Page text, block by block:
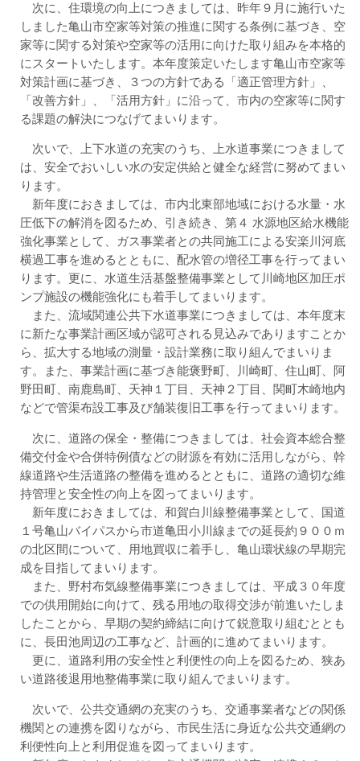
次に、住環境の向上につきましては、昨年９月に施行いた
しました亀山市空家等対策の推進に関する条例に基づき、空
家等に関する対策や空家等の活用に向けた取り組みを本格的
にスタートいたします。本年度策定いたします亀山市空家等
対策計画に基づき、３つの方針である「適正管理方針」、
「改善方針」、「活用方針」に沿って、市内の空家等に関す
る課題の解決につなげてまいります。
次いで、上下水道の充実のうち、上水道事業につきまして
は、安全でおいしい水の安定供給と健全な経営に努めてまい
ります。
新年度におきましては、市内北東部地域における水量・水
圧低下の解消を図るため、引き続き、第４ 水源地区給水機能
強化事業として、ガス事業者との共同施工による安楽川河底
横過工事を進めるとともに、配水管の増径工事を行ってまい
ります。更に、水道生活基盤整備事業として川崎地区加圧ポ
ンプ施設の機能強化にも着手してまいります。
また、流域関連公共下水道事業につきましては、本年度末
に新たな事業計画区域が認可される見込みでありますことか
ら、拡大する地域の測量・設計業務に取り組んでまいりま
す。また、事業計画に基づき能褒野町、川崎町、住山町、阿
野田町、南鹿島町、天神１丁目、天神２丁目、関町木崎地内
などで管渠布設工事及び舗装復旧工事を行ってまいります。
次に、道路の保全・整備につきましては、社会資本総合整
備交付金や合併特例債などの財源を有効に活用しながら、幹
線道路や生活道路の整備を進めるとともに、道路の適切な維
持管理と安全性の向上を図ってまいります。
新年度におきましては、和賀白川線整備事業として、国道
１号亀山バイパスから市道亀田小川線までの延長約９００ｍ
の北区間について、用地買収に着手し、亀山環状線の早期完
成を目指してまいります。
また、野村布気線整備事業につきましては、平成３０年度
での供用開始に向けて、残る用地の取得交渉が前進いたしま
したことから、早期の契約締結に向けて鋭意取り組むととも
に、長田池周辺の工事など、計画的に進めてまいります。
更に、道路利用の安全性と利便性の向上を図るため、狭あ
い道路後退用地整備事業に取り組んでまいります。
次いで、公共交通網の充実のうち、交通事業者などの関係
機関との連携を図りながら、市民生活に身近な公共交通網の
利便性向上と利用促進を図ってまいります。